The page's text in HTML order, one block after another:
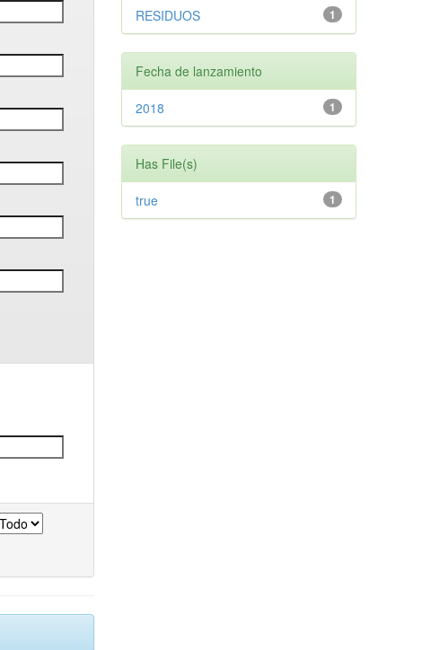
1
RESIDUOS
Fecha de lanzamiento
1
2018
Has File(s)
1
true